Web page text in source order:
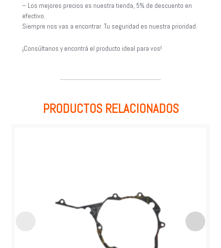
– Los mejores precios es nuestra tienda, 5% de descuento en
efectivo.
Siempre nos vas a encontrar. Tu seguridad es nuestra prioridad.
¡Consúltanos y encontrá el producto ideal para vos!
PRODUCTOS RELACIONADOS